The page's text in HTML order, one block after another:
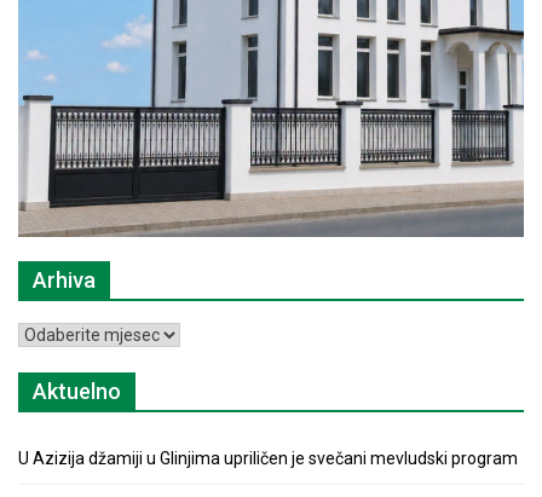
Arhiva
Arhiva
Aktuelno
U Azizija džamiji u Glinjima upriličen je svečani mevludski program